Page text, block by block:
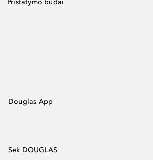
Pristatymo būdai
Douglas App
Sek DOUGLAS